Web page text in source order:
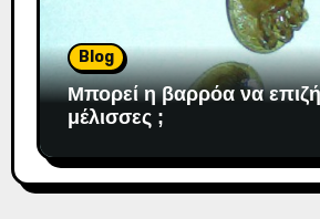
Blog
Μπορεί η βαρρόα να
μέλισσες ;